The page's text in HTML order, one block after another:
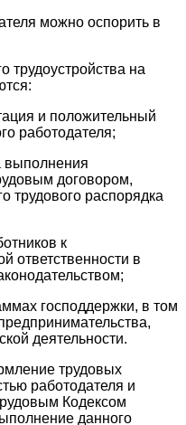
можно оспорить в
на
и положительный
работодателя;
выполнения
договором,
трудового распорядка
к
ответственности в
господдержки, в том
деятельности.
трудовых
работодателя и
Кодексом
данного